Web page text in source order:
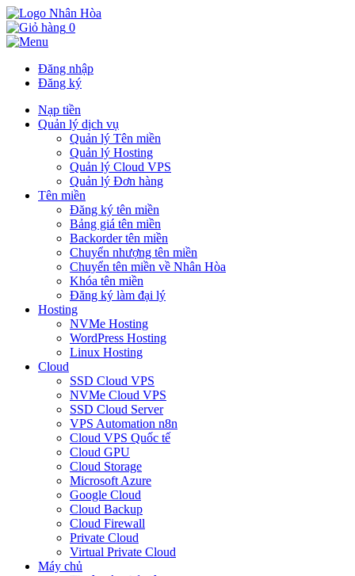
0
Đăng nhập
Đăng ký
Nạp tiền
Quản lý dịch vụ
Quản lý Tên miền
Quản lý Hosting
Quản lý Cloud VPS
Quản lý Đơn hàng
Tên miền
Đăng ký tên miền
Bảng giá tên miền
Backorder tên miền
Chuyển nhượng tên miền
Chuyển tên miền về Nhân Hòa
Khóa tên miền
Đăng ký làm đại lý
Hosting
NVMe Hosting
WordPress Hosting
Linux Hosting
Cloud
SSD Cloud VPS
NVMe Cloud VPS
SSD Cloud Server
VPS Automation n8n
Cloud VPS Quốc tế
Cloud GPU
Cloud Storage
Microsoft Azure
Google Cloud
Cloud Backup
Cloud Firewall
Private Cloud
Virtual Private Cloud
Máy chủ